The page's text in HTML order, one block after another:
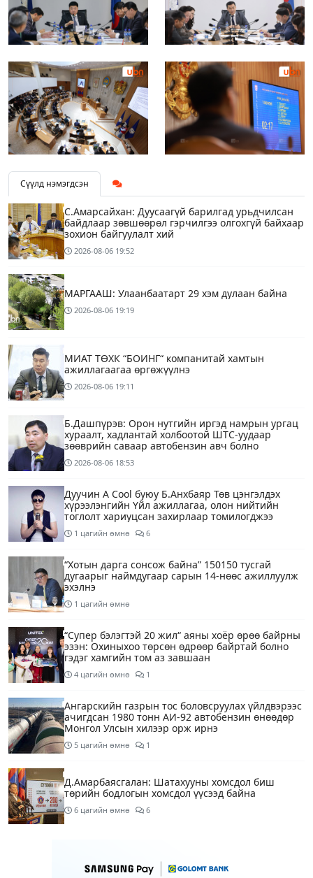
Сүүлд нэмэгдсэн
С.Амарсайхан: Дуусаагүй барилгад урьдчилсан
байдлаар зөвшөөрөл гэрчилгээ олгохгүй байхаар
зохион байгуулалт хий
2026-08-06 19:52
МАРГААШ: Улаанбаатарт 29 хэм дулаан байна
2026-08-06 19:19
МИАТ ТӨХК “БОИНГ“ компанитай хамтын
ажиллагаагаа өргөжүүлнэ
2026-08-06 19:11
Б.Дашпүрэв: Орон нутгийн иргэд намрын ургац
хураалт, хадлантай холбоотой ШТС-уудаар
зөөврийн саваар автобензин авч болно
2026-08-06 18:53
Дуучин A Cool буюу Б.Анхбаяр Төв цэнгэлдэх
хүрээлэнгийн Үйл ажиллагаа, олон нийтийн
тоглолт хариуцсан захирлаар томилогджээ
1 цагийн өмнө 6
“Хотын дарга сонсож байна” 150150 тусгай
дугаарыг наймдугаар сарын 14-нөөс ажиллуулж
эхэлнэ
1 цагийн өмнө
“Супер бэлэгтэй 20 жил“ аяны хоёр өрөө байрны
эзэн: Охиныхоо төрсөн өдрөөр байртай болно
гэдэг хамгийн том аз завшаан
4 цагийн өмнө 1
Ангарскийн газрын тос боловсруулах үйлдвэрээс
ачигдсан 1980 тонн АИ-92 автобензин өнөөдөр
Монгол Улсын хилээр орж ирнэ
5 цагийн өмнө 1
Д.Амарбаясгалан: Шатахууны хомсдол биш
төрийн бодлогын хомсдол үүсээд байна
6 цагийн өмнө 6
23:00 цагаас түр хааж, борооны ус зайлуулах
шугамын хөндлөн сэтэлгээ хийнэ